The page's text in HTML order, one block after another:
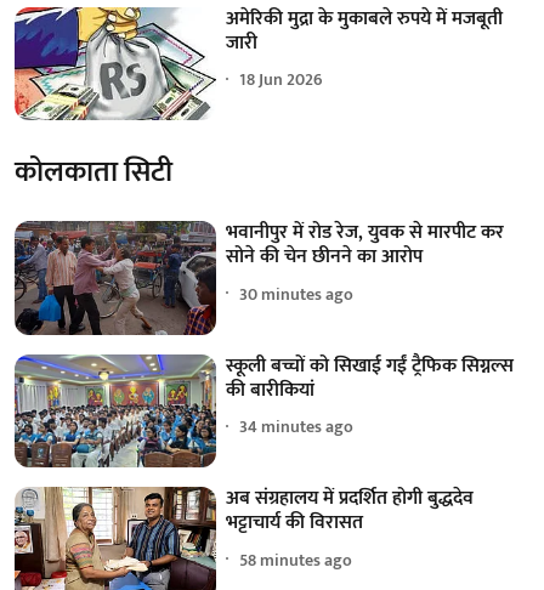
अमेरिकी मुद्रा के मुकाबले रुपये में मजबूती
जारी
18 Jun 2026
कोलकाता सिटी
भवानीपुर में रोड रेज, युवक से मारपीट कर
सोने की चेन छीनने का आरोप
30 minutes ago
स्कूली बच्चों को सिखाई गईं ट्रैफिक सिग्नल्स
की बारीकियां
34 minutes ago
अब संग्रहालय में प्रदर्शित होगी बुद्धदेव
भट्टाचार्य की विरासत
58 minutes ago